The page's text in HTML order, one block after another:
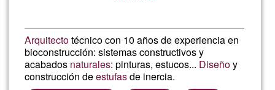
Arquitectotécnico con 10 años de experiencia en
bioconstrucción: sistemas constructivos y
acabados naturales: pinturas, estucos... Diseñoy
construcción deestufasde inercia.